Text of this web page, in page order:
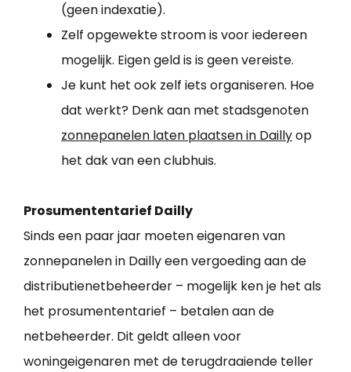
(geen indexatie).
Zelf opgewekte stroom is voor iedereen
mogelijk. Eigen geld is is geen vereiste.
Je kunt het ook zelf iets organiseren. Hoe
dat werkt? Denk aan met stadsgenoten
zonnepanelen laten plaatsen in Daillyop
het dak van een clubhuis.
Prosumententarief Dailly
Sinds een paar jaar moeten eigenaren van
zonnepanelen in Dailly een vergoeding aan de
distributienetbeheerder – mogelijk ken je het als
het prosumententarief – betalen aan de
netbeheerder. Dit geldt alleen voor
woningeigenaren met de terugdraaiende teller